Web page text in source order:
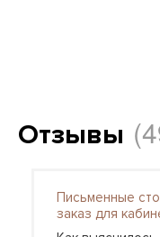
Отзывы
Письменные
заказ для